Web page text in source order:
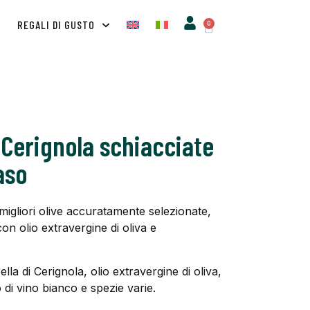
REGALI DI GUSTO 0
schiacciate
olive accuratamente selezionate,
olio extravergine di oliva e
di Cerignola, olio extravergine di oliva,
vino bianco e spezie varie.